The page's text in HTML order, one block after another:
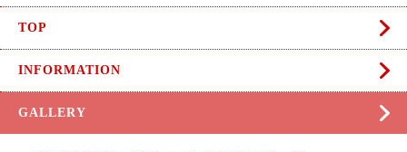
TOP
INFORMATION
GALLERY